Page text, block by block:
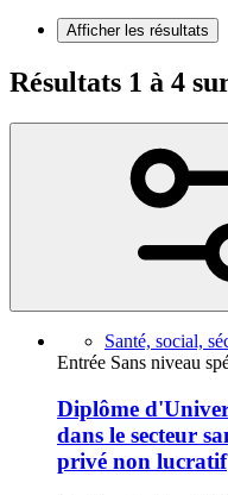
Afficher les résultats
Résultats 1 à 4
Santé, social,
Entrée Sans niveau
Diplôme
dans le secteur
privé non lucratif